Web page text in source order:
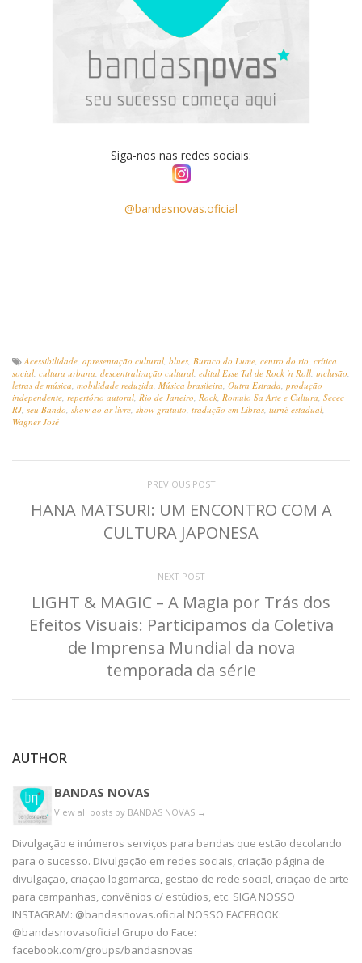
Siga-nos nas redes sociais:
@bandasnovas.oficial
Acessibilidade, apresentação cultural, blues, Buraco do Lume, centro do rio, crítica
social, cultura urbana, descentralização cultural, edital Esse Tal de Rock 'n Roll, inclusão,
letras de música, mobilidade reduzida, Música brasileira, Outra Estrada, produção
independente, repertório autoral, Rio de Janeiro, Rock, Romulo Sa Arte e Cultura, Secec
RJ, seu Bando, show ao ar livre, show gratuito, tradução em Libras, turnê estadual,
Wagner José
PREVIOUS POST
HANA MATSURI: UM ENCONTRO COM A
CULTURA JAPONESA
NEXT POST
LIGHT & MAGIC – A Magia por Trás dos
Efeitos Visuais: Participamos da Coletiva
de Imprensa Mundial da nova
temporada da série
AUTHOR
BANDAS NOVAS
View all posts by BANDAS NOVAS →
Divulgação e inúmeros serviços para bandas que estão decolando
para o sucesso. Divulgação em redes sociais, criação página de
divulgação, criação logomarca, gestão de rede social, criação de arte
para campanhas, convênios c/ estúdios, etc. SIGA NOSSO
INSTAGRAM: @bandasnovas.oficial NOSSO FACEBOOK:
@bandasnovasoficial Grupo do Face:
facebook.com/groups/bandasnovas